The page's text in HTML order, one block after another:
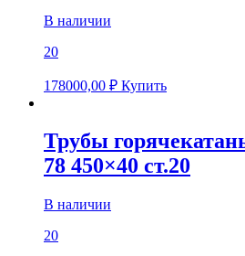
В наличии
20
178000,00 ₽ Купить
Трубы
78 450×40 ст.20
В наличии
20